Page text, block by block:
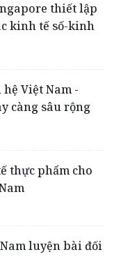
thiết lập
kinh tế số-kinh
Việt Nam -
càng sâu rộng
thực phẩm cho
luyện bài đối